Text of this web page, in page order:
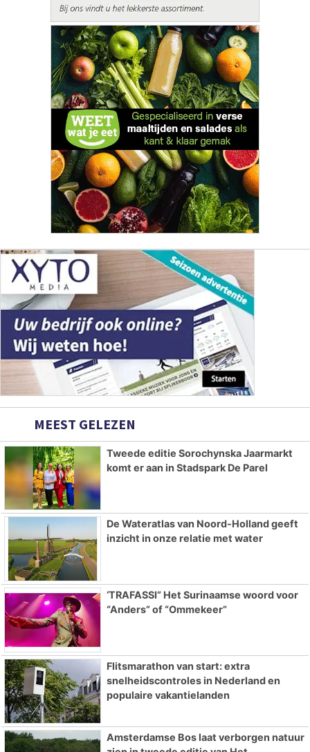
MEEST GELEZEN
Tweede editie Sorochynska Jaarmarkt
komt er aan in Stadspark De Parel
De Wateratlas van Noord-Holland geeft
inzicht in onze relatie met water
‘TRAFASSI” Het Surinaamse woord voor
“Anders” of “Ommekeer”
Flitsmarathon van start: extra
snelheidscontroles in Nederland en
populaire vakantielanden
Amsterdamse Bos laat verborgen natuur